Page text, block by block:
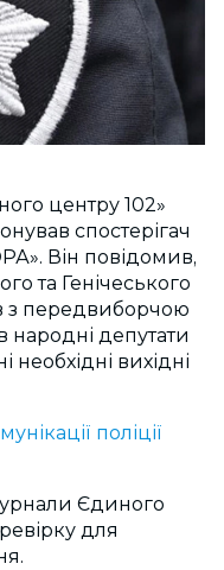
центру 102»
спостерігач
Він повідомив,
та Генічеського
з передвиборчою
народні депутати
необхідні вихідні
поліції
Єдиного
для